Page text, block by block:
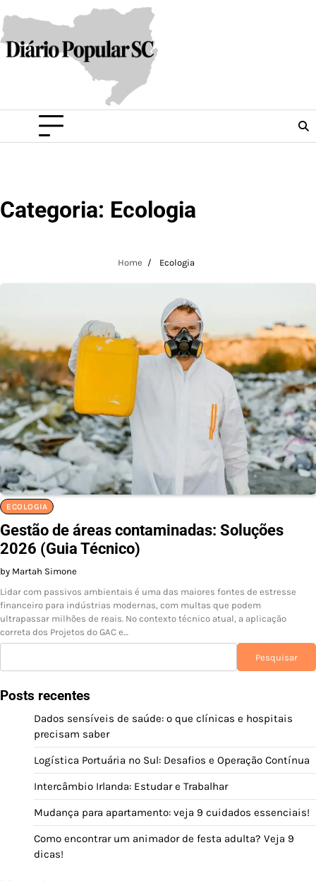
to
content
Categoria: Ecologia
Home Ecologia
ECOLOGIA
Gestão de áreas contaminadas: Soluções
2026 (Guia Técnico)
by Martah Simone
Lidar com passivos ambientais é uma das maiores fontes de estresse
financeiro para indústrias modernas, com multas que podem
ultrapassar milhões de reais. No contexto técnico atual, a aplicação
correta dos Projetos do GAC e…
Pesquisar
Posts recentes
Dados sensíveis de saúde: o que clínicas e hospitais
precisam saber
Logística Portuária no Sul: Desafios e Operação Contínua
Intercâmbio Irlanda: Estudar e Trabalhar
Mudança para apartamento: veja 9 cuidados essenciais!
Como encontrar um animador de festa adulta? Veja 9
dicas!